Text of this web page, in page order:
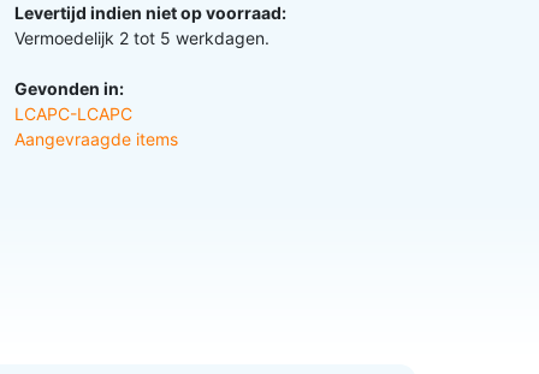
Levertijd indien niet op voorraad:
Vermoedelijk 2 tot 5 werkdagen.
Gevonden in:
LCAPC-LCAPC
Aangevraagde items